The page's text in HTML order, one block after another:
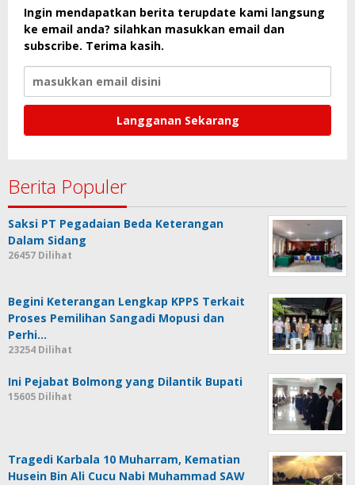
Ingin mendapatkan berita terupdate kami langsung
ke email anda? silahkan masukkan email dan
subscribe. Terima kasih.
Berita Populer
Saksi PT Pegadaian Beda Keterangan
Dalam Sidang
26457 Dilihat
Begini Keterangan Lengkap KPPS Terkait
Proses Pemilihan Sangadi Mopusi dan
Perhi…
23254 Dilihat
Ini Pejabat Bolmong yang Dilantik Bupati
15605 Dilihat
Tragedi Karbala 10 Muharram, Kematian
Husein Bin Ali Cucu Nabi Muhammad SAW